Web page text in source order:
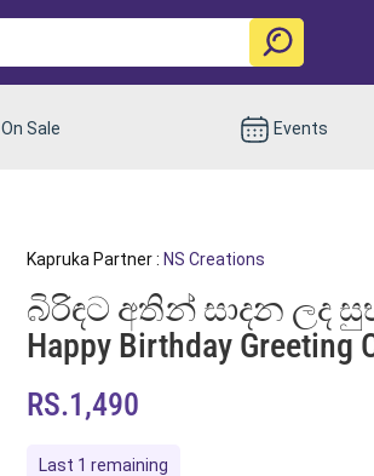
On Sale Events
Kapruka Partner : NS Creations
බිරිඳට අතින් සාදන ලද
Happy Birthday Greeting
RS.1,490
Last 1 remaining